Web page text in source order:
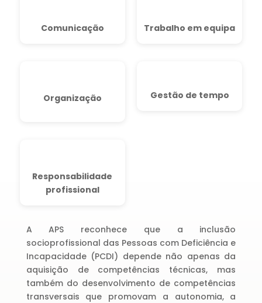
Comunicação Trabalho em equipa
Organização Gestão de tempo
Responsabilidade
profissional
A APS reconhece que a inclusão
socioprofissional das Pessoas com Deficiência e
Incapacidade (PCDI) depende não apenas da
aquisição de competências técnicas, mas
também do desenvolvimento de competências
transversais que promovam a autonomia, a